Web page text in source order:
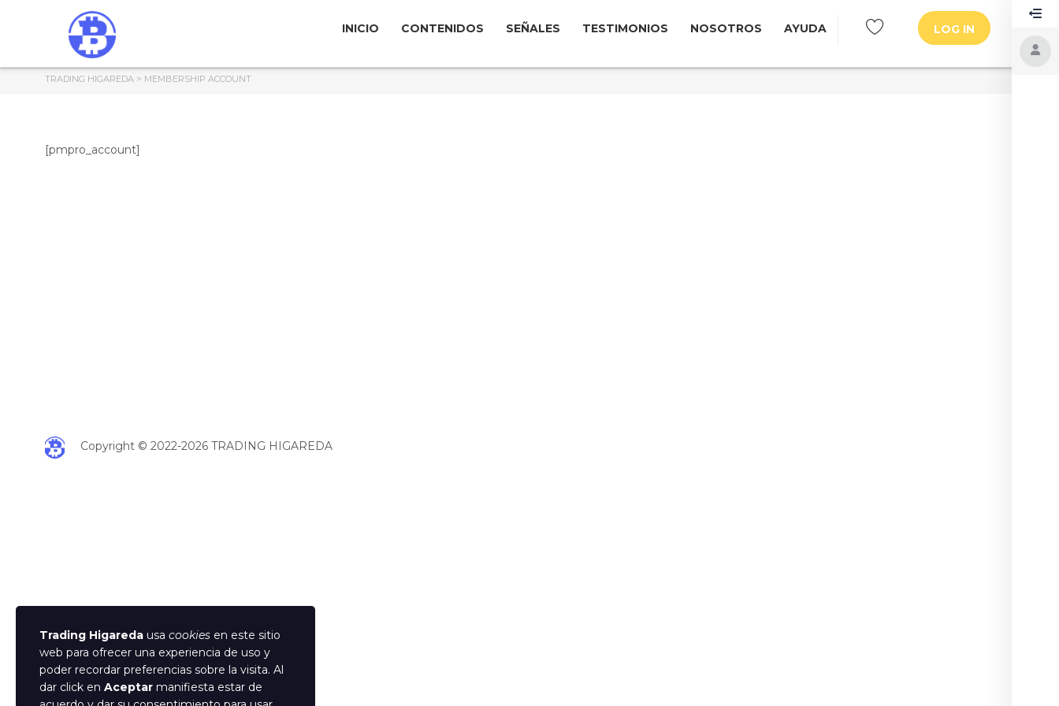
LOG IN
INICIO CONTENIDOS SEÑALES TESTIMONIOS NOSOTROS AYUDA
TRADING HIGAREDA > MEMBERSHIP ACCOUNT
[pmpro_account]
Copyright © 2022-2026 TRADING HIGAREDA
Trading Higareda usa cookies en este sitio
web para ofrecer una experiencia de uso y
poder recordar preferencias sobre la visita. Al
dar click en Aceptar manifiesta estar de